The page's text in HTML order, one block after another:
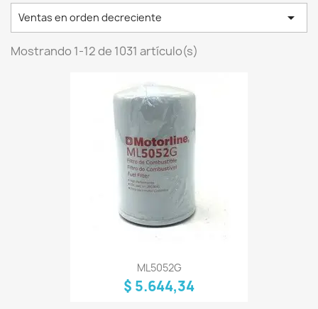
Ventas en orden decreciente 
Mostrando 1-12 de 1031 artículo(s)
ML5052G
$ 5.644,34